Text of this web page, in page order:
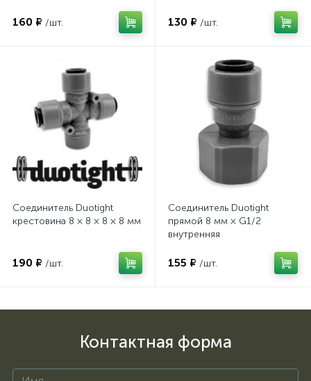
160 ₽ /шт. 130 ₽ /шт.
Соединитель Duotight
крестовина 8 × 8 × 8 × 8 мм
190 ₽ /шт.
Соединитель Duotight
прямой 8 мм × G1/2
внутренняя
155 ₽ /шт.
Контактная форма